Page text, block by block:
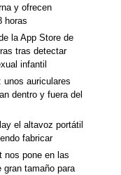
y ofrecen
horas
la App Store de
tras detectar
infantil
unos auriculares
dentro y fuera del
el altavoz portátil
fabricar
nos pone en las
gran tamaño para